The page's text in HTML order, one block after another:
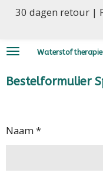
Ga
de
30 dagen retour |
Bestelformulier
Naam *